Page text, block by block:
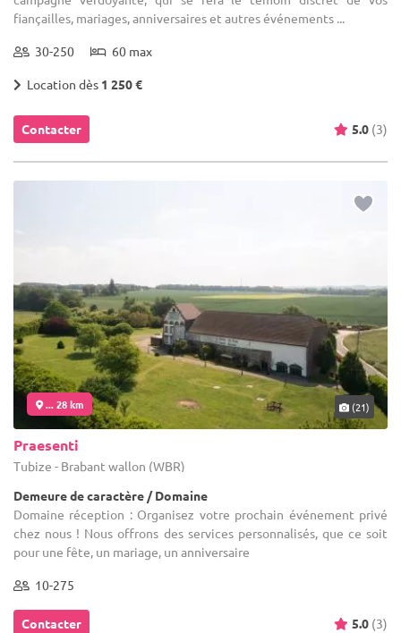
fiançailles, mariages, anniversaires et autres événements ...
30-250 60 max
Location dès 1 250 €
Contacter 5.0 (3)
... 28 km (21)
Praesenti
Tubize - Brabant wallon (WBR)
Demeure de caractère / Domaine
Domaine réception : Organisez votre prochain événement privé
chez nous ! Nous offrons des services personnalisés, que ce soit
pour une fête, un mariage, un anniversaire
10-275
Contacter 5.0 (3)